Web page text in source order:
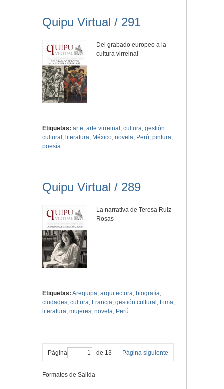
Quipu Virtual / 291
Del grabado europeo a la
cultura virreinal
.............................................................
Etiquetas: arte, arte virreinal , cultura, gestión
cultural , literatura, México, novela, Perú, pintura,
poesía
Quipu Virtual / 289
La narrativa de Teresa Ruiz
Rosas
.............................................................
Etiquetas: Arequipa, arquitectura, biografía,
ciudades, cultura, Francia, gestión cultural , Lima,
literatura, mujeres, novela, Perú
Página de 13 Página siguiente
Formatos de Salida